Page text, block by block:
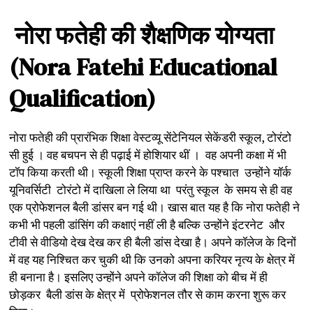
नोराफतेहीकीशैक्षणिकयोग्यता
(Nora Fatehi Educational
Qualification)
नोरा फतेही की प्रारंभिक शिक्षा वेस्टव्यू सेंटेनियल सेकेंडरी स्कूल, टोरंटो
सी हुई । वह बचपन से ही पढ़ाई में होशियार थीं । वह अपनी कक्षा में भी
टॉप किया करती थी। स्कूली शिक्षा प्राप्त करने के पश्चात उन्होंने यॉर्क
यूनिवर्सिटी टोरंटो में दाखिला ले लिया था परंतु स्कूल के समय से ही वह
एक प्रोफेशनल बैली डांसर बन गई थी। खास बात यह है कि नोरा फतेही ने
कभी भी पहली डांसिंग की कक्षाएं नहीं ली है बल्कि उन्होंने इंटरनेट और
टीवी से वीडियो देख देख कर ही बैली डांस देखा है। अपने कॉलेज के दिनों
में वह यह निश्चित कर चुकी थी कि उनको अपना करियर नृत्य के क्षेत्र में
ही बनाना है। इसलिए उन्होंने अपने कॉलेज की शिक्षा को बीच में ही
छोड़कर बैली डांस के क्षेत्र में प्रोफेशनल तौर से काम करना शुरू कर